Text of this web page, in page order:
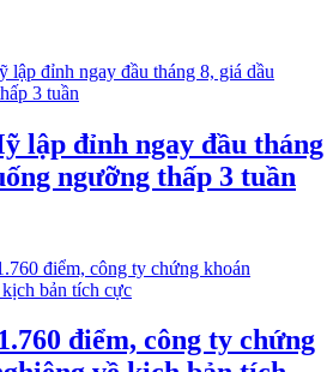
lập đỉnh ngay đầu tháng
ngưỡng thấp 3 tuần
điểm, công ty chứng